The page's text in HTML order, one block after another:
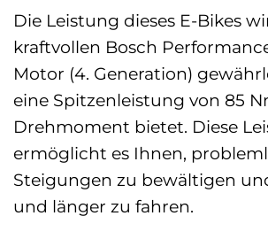
Die Leistung dieses E-Bikes
kraftvollen Bosch
Motor (4. Generation)
eine Spitzenleistung von 85
Drehmoment bietet. Diese
ermöglicht es Ihnen,
Steigungen zu bewältigen
und länger zu fahren.